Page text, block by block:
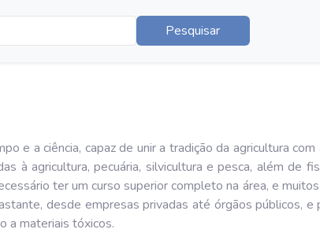
Pesquisar
e a ciência, capaz de unir a tradição da agricultura com
à agricultura, pecuária, silvicultura e pesca, além de
ter um curso superior completo na área, e
desde empresas privadas até órgãos públicos, e
a materiais tóxicos.